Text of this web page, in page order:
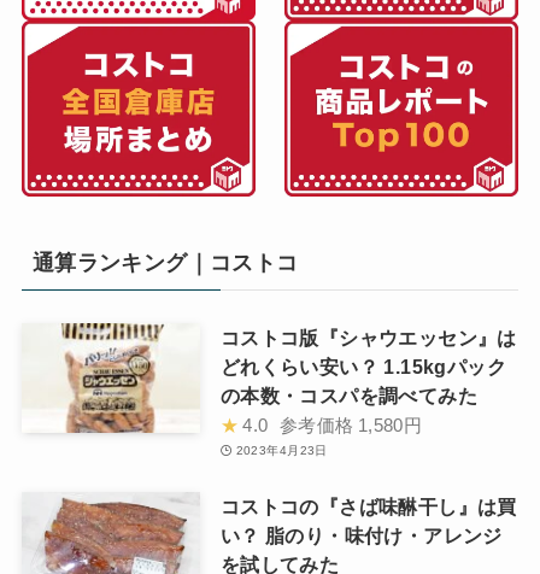
通算ランキング｜コストコ
コストコ版『シャウエッセン』は
どれくらい安い？ 1.15kgパック
の本数・コスパを調べてみた
★ 4.0 参考価格 1,580円
2023年4月23日
コストコの『さば味醂干し』は買
い？ 脂のり・味付け・アレンジ
を試してみた